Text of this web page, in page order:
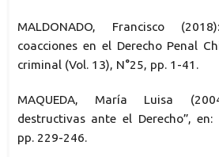
MALDONADO, Francisco
coacciones en el Derecho Penal
criminal (Vol. 13), N°25, pp. 1-41.
MAQUEDA, María Luisa
destructivas ante el Derecho”, en:
pp. 229-246.